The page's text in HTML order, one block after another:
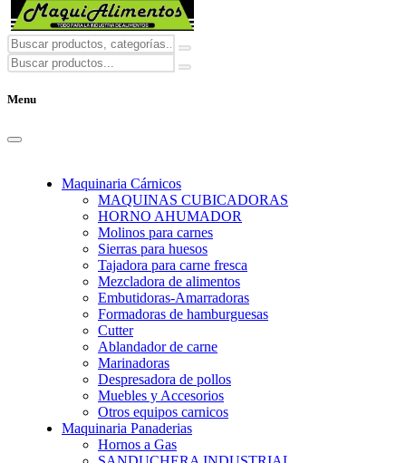
Menu
Maquinaria Cárnicos
MAQUINAS CUBICADORAS
HORNO AHUMADOR
Molinos para carnes
Sierras para huesos
Tajadora para carne fresca
Mezcladora de alimentos
Embutidoras-Amarradoras
Formadoras de hamburguesas
Cutter
Ablandador de carne
Marinadoras
Despresadora de pollos
Muebles y Accesorios
Otros equipos carnicos
Maquinaria Panaderias
Hornos a Gas